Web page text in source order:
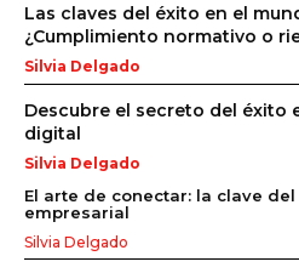
Las claves del éxito en el
¿Cumplimiento normativo o
Silvia Delgado
Descubre el secreto del éxito
digital
Silvia Delgado
El arte de conectar: la clave
empresarial
Silvia Delgado